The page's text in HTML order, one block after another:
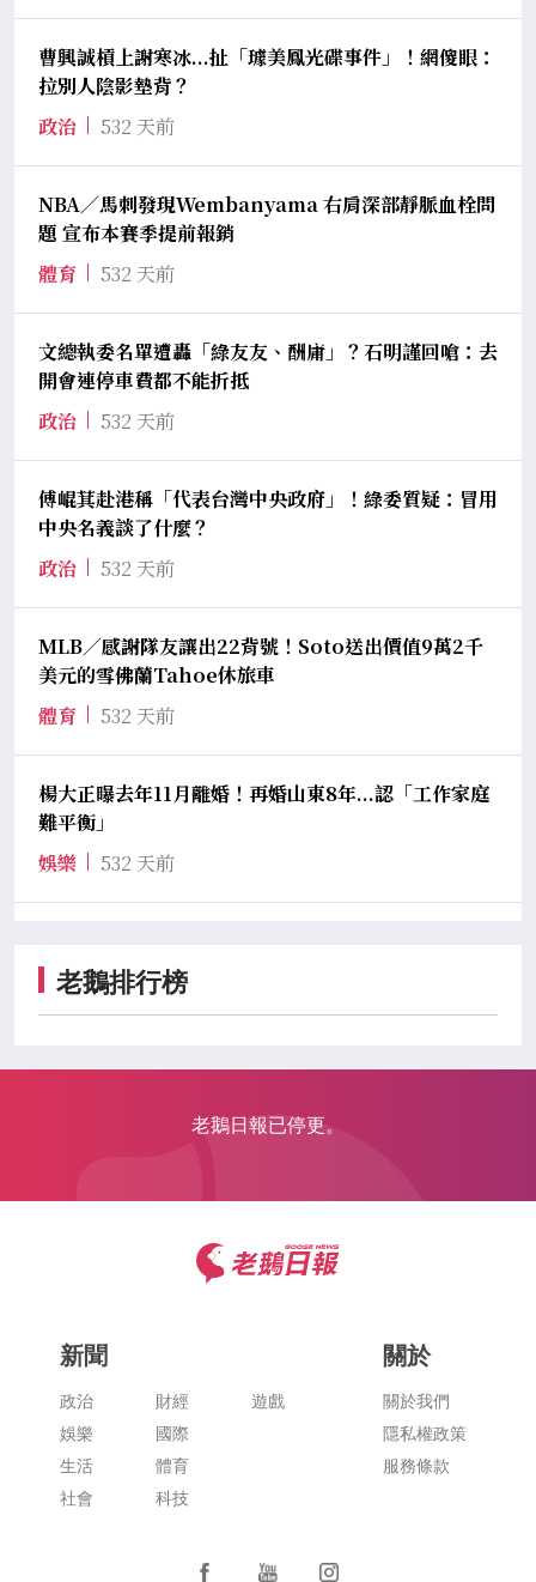
曹興誠槓上謝寒冰...扯「璩美鳳光碟事件」！網傻眼：
拉別人陰影墊背？
政治
532 天前
NBA／馬刺發現Wembanyama 右肩深部靜脈血栓問
題 宣布本賽季提前報銷
體育
532 天前
文總執委名單遭轟「綠友友、酬庸」？石明謹回嗆：去
開會連停車費都不能折抵
政治
532 天前
傅崐萁赴港稱「代表台灣中央政府」！綠委質疑：冒用
中央名義談了什麼？
政治
532 天前
MLB／感謝隊友讓出22背號！Soto送出價值9萬2千
美元的雪佛蘭Tahoe休旅車
體育
532 天前
楊大正曝去年11月離婚！再婚山東8年...認「工作家庭
難平衡」
娛樂
532 天前
老鵝排行榜
老鵝日報已停更。
新聞
政治
娛樂
生活
社會
財經
國際
體育
科技
遊戲
關於
關於我們
隱私權政策
服務條款